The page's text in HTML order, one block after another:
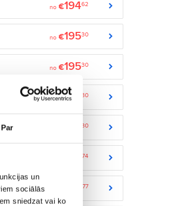
Par
un
sociālās
sniedzat vai ko
no €19462
no €19530
no €19530
no €195 30
30
74
77